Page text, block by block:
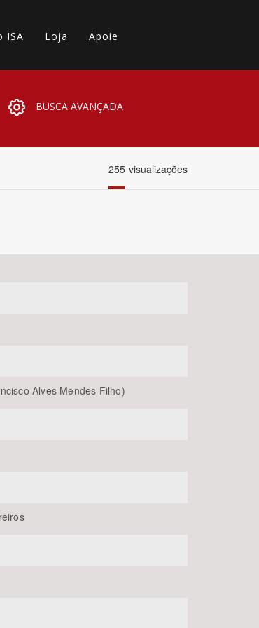
ISA Loja Apoie
BUSCA AVANÇADA
255 visualizações
Alves Mendes Filho)